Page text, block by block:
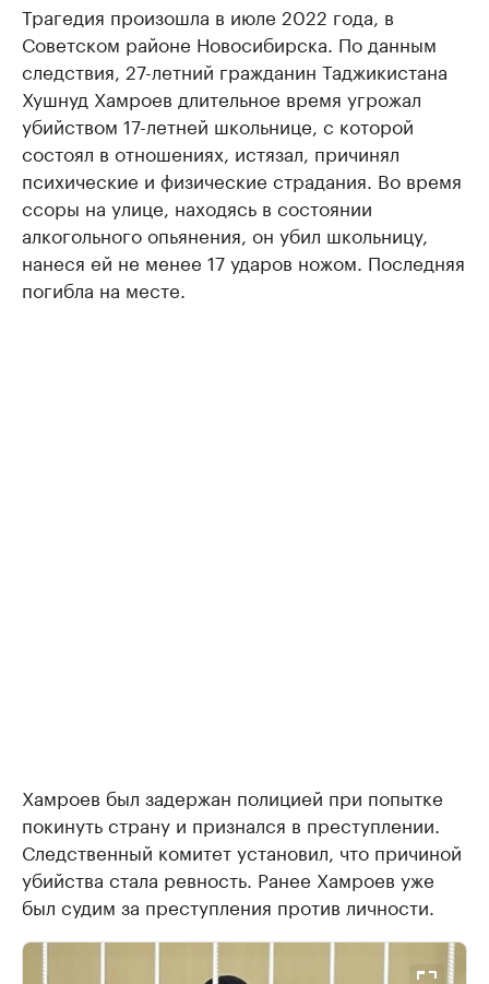
Трагедия произошла в июле 2022 года, в
Советском районе Новосибирска. По данным
следствия, 27-летний гражданин Таджикистана
Хушнуд Хамроев длительное время угрожал
убийством 17-летней школьнице, с которой
состоял в отношениях, истязал, причинял
психические и физические страдания. Во время
ссоры на улице, находясь в состоянии
алкогольного опьянения, он убил школьницу,
нанеся ей не менее 17 ударов ножом. Последняя
погибла на месте.
Хамроев был задержан полицией при попытке
покинуть страну и признался в преступлении.
Следственный комитет установил, что причиной
убийства стала ревность. Ранее Хамроев уже
был судим за преступления против личности.